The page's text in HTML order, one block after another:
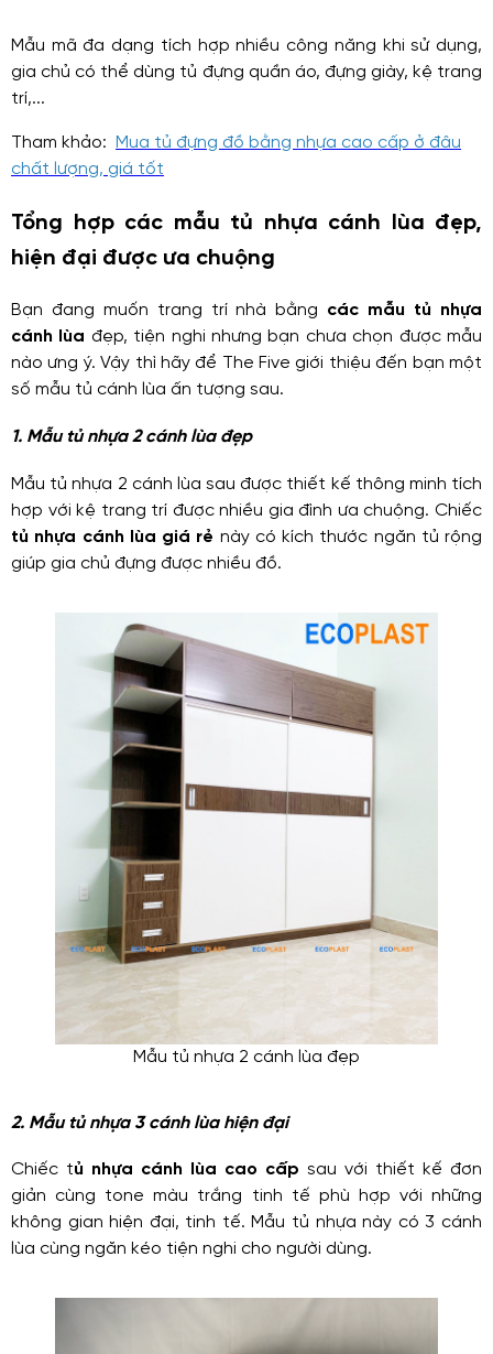
Mẫu mã đa dạng tích hợp nhiều công năng khi sử dụng,
gia chủ có thể dùng tủ đựng quần áo, đựng giày, kệ trang
trí,...
Tham khảo:
Mua tủ đựng đồ bằng nhựa cao cấp ở đâu
chất lượng, giá tốt
Tổng hợp các mẫu tủ nhựa cánh lùa đẹp,
hiện đại được ưa chuộng
Bạn đang muốn trang trí nhà bằng các mẫu tủ nhựa
cánh lùa đẹp, tiện nghi nhưng bạn chưa chọn được mẫu
nào ưng ý. Vậy thì hãy để The Five giới thiệu đến bạn một
số mẫu tủ cánh lùa ấn tượng sau.
1. Mẫu tủ nhựa 2 cánh lùa đẹp
Mẫu tủ nhựa 2 cánh lùa sau được thiết kế thông minh tích
hợp với kệ trang trí được nhiều gia đình ưa chuộng. Chiếc
tủ nhựa cánh lùa giá rẻ này có kích thước ngăn tủ rộng
giúp gia chủ đựng được nhiều đồ.
Mẫu tủ nhựa 2 cánh lùa đẹp
2. Mẫu tủ nhựa 3 cánh lùa hiện đại
Chiếc tủ nhựa cánh lùa cao cấp sau với thiết kế đơn
giản cùng tone màu trắng tinh tế phù hợp với những
không gian hiện đại, tinh tế. Mẫu tủ nhựa này có 3 cánh
lùa cùng ngăn kéo tiện nghi cho người dùng.